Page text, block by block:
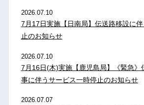
2026.07.10
7月17日実施【日南局】伝送路移設に
止のお知らせ
2026.07.10
7月16日(木)実施【鹿児島局】《緊急》
事に伴うサービス一時停止のお知らせ
2026.07.07